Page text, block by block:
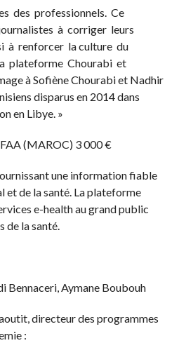
des professionnels. Ce
à corriger leurs
à renforcer la culture du
plateforme Chourabi et
à Sofiène Chourabi et Nadhir
disparus en 2014 dans
en Libye. »
(MAROC) 3 000 €
une information fiable
et de la santé. La plateforme
e-health au grand public
de la santé.
Bennaceri, Aymane Boubouh
directeur des programmes
: